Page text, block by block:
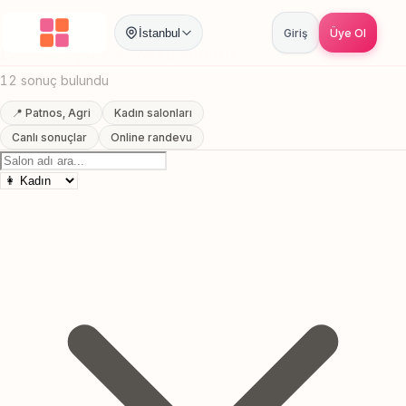
İstanbul Giriş Üye Ol
Anasayfa / Agri Patnos Kas Sekillendirme
Patnos, Agri Kas Sekillendirme
12 sonuç bulundu
📍 Patnos, Agri
Kadın salonları
Canlı sonuçlar
Online randevu